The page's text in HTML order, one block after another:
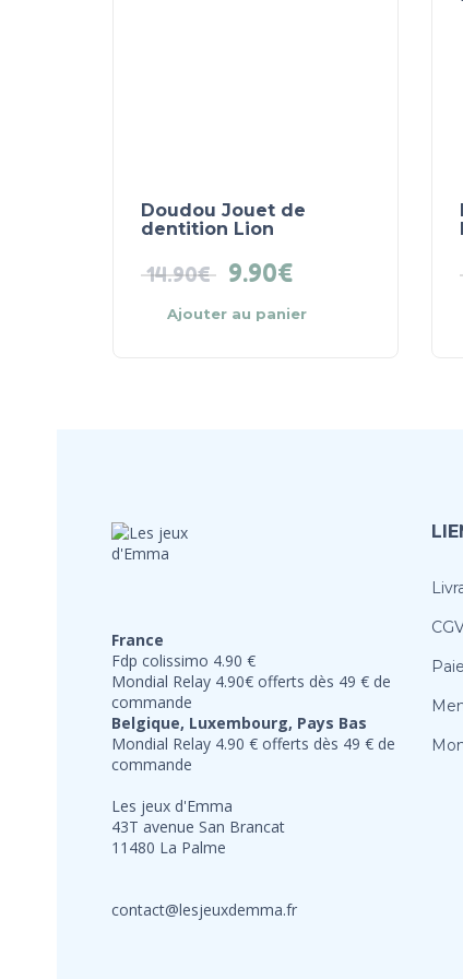
Doudou Jouet de
dentition Lion
14.90€ 9.90€
Ajouter au panier
France
Fdp colissimo 4.90 €
Mondial Relay 4.90€ offerts dès 49 € de
commande
Belgique, Luxembourg, Pays Bas
Mondial Relay 4.90 € offerts dès 49 € de
commande
Les jeux d'Emma
43T avenue San Brancat
11480 La Palme
contact@lesjeuxdemma.fr